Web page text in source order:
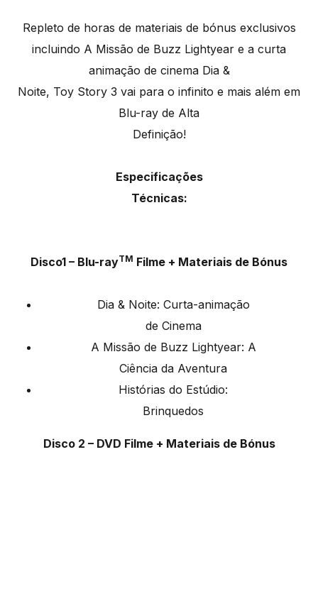
Repleto de horas de materiais de bónus exclusivos
incluindo A Missão de Buzz Lightyear e a curta
animação de cinema Dia &
Noite, Toy Story 3 vai para o infinito e mais além em
Blu-ray de Alta
Definição!
Especificações
Técnicas:
Disco1 – Blu-rayTM Filme + Materiais de Bónus
Dia & Noite: Curta-animação
de Cinema
A Missão de Buzz Lightyear: A
Ciência da Aventura
Histórias do Estúdio:
Brinquedos
Disco 2 – DVD Filme + Materiais de Bónus